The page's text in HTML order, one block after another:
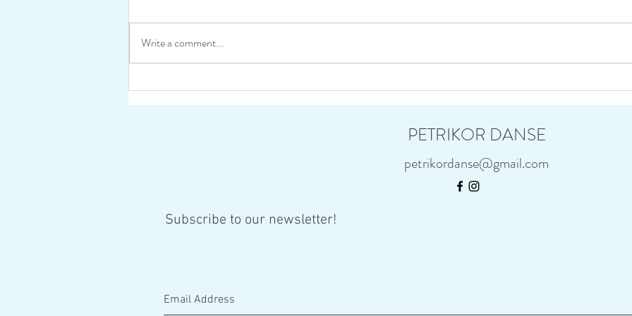
⍢ On vous présente...⍢ Meet the
⍢ On vous présente...⍢ Meet the
Write a comment...
PETRIKOR DANSE
petrikordanse@gmail.com
Subscribe to our newsletter!